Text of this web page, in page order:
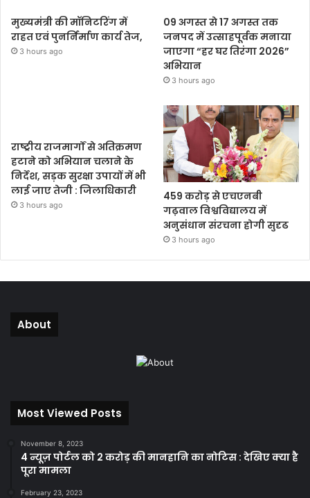
मुख्यमंत्री की मॉनिटरिंग में
राहत एवं पुनर्निर्माण कार्य तेज,
3 hours ago
09 अगस्त से 17 अगस्त तक
जनपद में उत्साहपूर्वक मनाया
जाएगा “हर घर तिरंगा 2026”
अभियान
3 hours ago
राष्ट्रीय राजमार्गों से अतिक्रमण
हटाने को अभियान चलाने के
निर्देश, सड़क सुरक्षा उपायों में भी
लाई जाए तेजी : जिलाधिकारी
3 hours ago
459 करोड़ से एचएनबी
गढ़वाल विश्वविद्यालय में
अनुसंधान संरचना होगी सुदृढ
3 hours ago
About
Most Viewed Posts
November 8, 2023
4 न्यूज़ पोर्टल को 2 करोड़ की मानहानि का नोटिस : देखिए क्या है
पूरा मामला
February 23, 2023